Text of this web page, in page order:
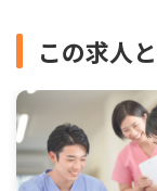
この求人